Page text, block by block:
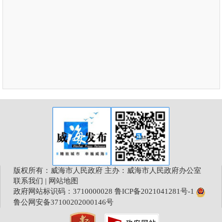
版权所有：威海市人民政府 主办：威海市人民政府办公室
联系我们 | 网站地图
政府网站标识码：3710000028 鲁ICP备2021041281号-1
鲁公网安备37100202000146号